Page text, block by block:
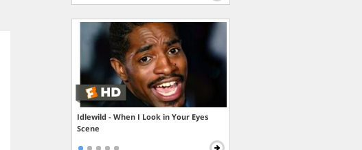
Idlewild - When I Look in Your Eyes
Scene